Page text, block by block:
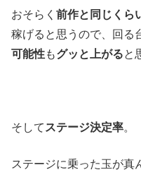
おそらく 前作と同じくら
稼げると思うので、回る
可能性もグッと上がると
そして ステージ決定率。
ステージに乗った玉が真